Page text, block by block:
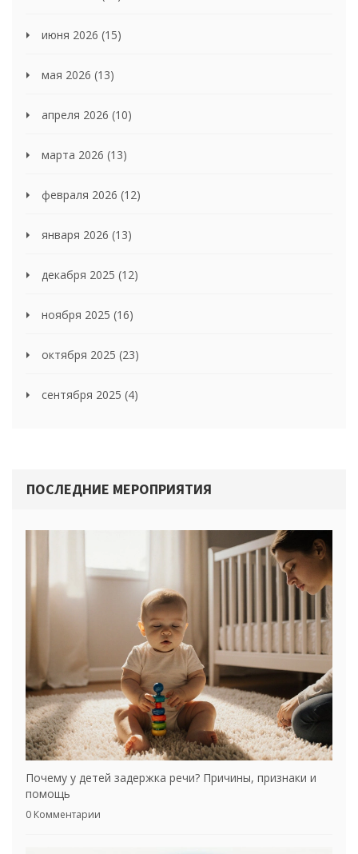
июня 2026 (15)
мая 2026 (13)
апреля 2026 (10)
марта 2026 (13)
февраля 2026 (12)
января 2026 (13)
декабря 2025 (12)
ноября 2025 (16)
октября 2025 (23)
сентября 2025 (4)
ПОСЛЕДНИЕ МЕРОПРИЯТИЯ
Почему у детей задержка речи? Причины, признаки и
помощь
0 Комментарии